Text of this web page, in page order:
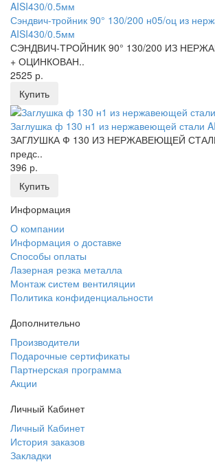
Сэндвич-тройник 90° 130/200 н05/оц из
AISI430/0.5мм
СЭНДВИЧ-ТРОЙНИК 90° 130/200 ИЗ
+ ОЦИНКОВАН..
2525 р.
Купить
Заглушка ф 130 н1 из нержавеющей стали
ЗАГЛУШКА Ф 130 ИЗ НЕРЖАВЕЮЩЕЙ
предс..
396 р.
Купить
Информация
O компании
Информация о доставке
Способы оплаты
Лазерная резка металла
Монтаж систем вентиляции
Политика конфиденциальности
Дополнительно
Производители
Подарочные сертификаты
Партнерская программа
Акции
Личный Кабинет
Личный Кабинет
История заказов
Закладки